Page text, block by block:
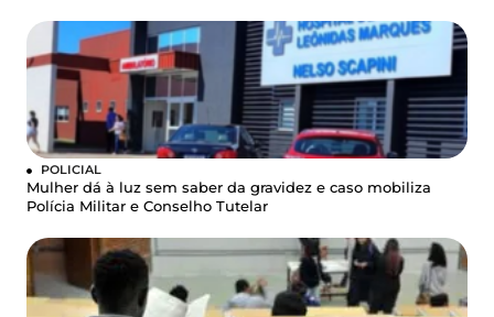
POLICIAL
Mulher dá à luz sem saber da gravidez e caso mobiliza
Polícia Militar e Conselho Tutelar